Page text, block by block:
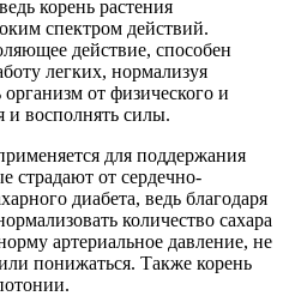
корень растения
спектром действий.
действие, способен
легких, нормализуя
организм от физического и
и восполнять силы.
для поддержания
страдают от сердечно-
диабета, ведь благодаря
количество сахара
артериальное давление, не
понижаться. Также корень